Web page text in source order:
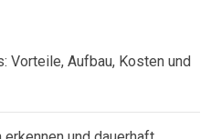
Vorteile, Aufbau, Kosten und